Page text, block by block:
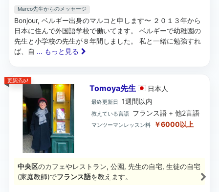
Marco先生からのメッセージ
Bonjour, ベルギー出身のマルコと申します〜 ２０１３年から
日本に住んで外国語学校で働いてます。 ベルギーで幼稚園の
先生と小学校の先生が８年間しました。 私と一緒に勉強すれ
ば、自 ... もっと見る
更新済み!
Tomoya先生 日本 人
最終更新日 1週間以内
教えている言語 フランス語 + 他2言語
マンツーマンレッスン料 ￥6000以上
中央区のカフェやレストラン, 公園, 先生の自宅, 生徒の自宅
(家庭教師)でフランス語を教えます。